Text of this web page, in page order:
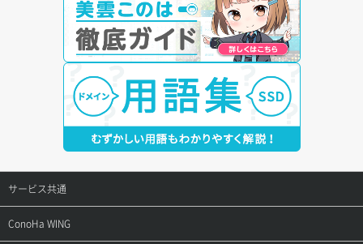
サービス共通
サポートトップ
ConoHa WING